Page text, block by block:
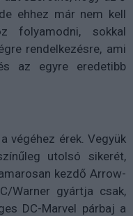
ehhez már nem kell
folyamodni, sokkal
rendelkezésre, ami
az egyre eredetibb
végéhez érek. Vegyük
utolsó sikerét,
kezdő Arrow-
Warner gyártja csak,
DC-Marvel párbaj a